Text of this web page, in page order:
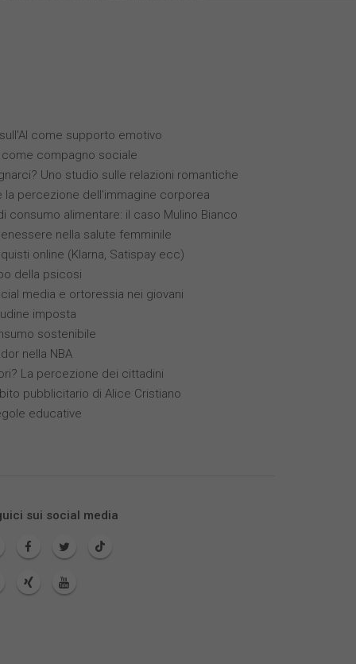
come supporto emotivo
come compagno sociale
Uno studio sulle relazioni romantiche
la percezione dell'immagine corporea
consumo alimentare: il caso Mulino Bianco
nella salute femminile
online (Klarna, Satispay ecc)
della psicosi
media e ortoressia nei giovani
imposta
sostenibile
nella NBA
La percezione dei cittadini
pubblicitario di Alice Cristiano
educative
sui social media